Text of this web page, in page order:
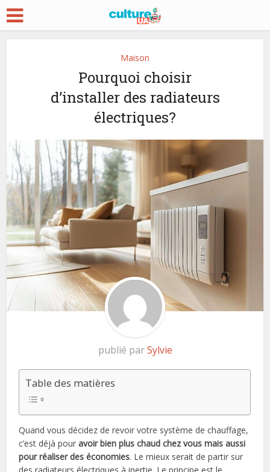
Maison
Pourquoi choisir
d’installer des radiateurs
électriques?
publié parSylvie
Table des matières
Quand vous décidez de revoir votre système de chauffage,
c’est déjà pour avoir bien plus chaud chez vous mais aussi
pour réaliser des économies. Le mieux serait de partir sur